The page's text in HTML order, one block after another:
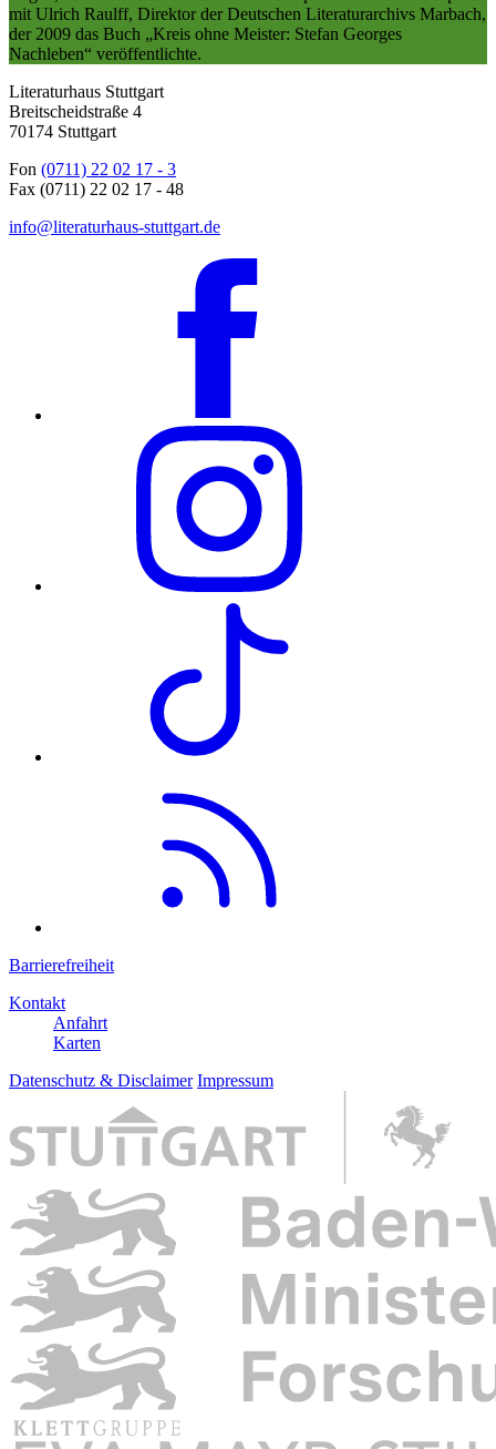
mit Ulrich Raulff, Direktor der Deutschen Literaturarchivs Marbach,
der 2009 das Buch „Kreis ohne Meister: Stefan Georges
Nachleben“ veröffentlichte.
Literaturhaus Stuttgart
Breitscheidstraße 4
70174 Stuttgart
Fon (0711) 22 02 17 - 3
Fax (0711) 22 02 17 - 48
info@literaturhaus-stuttgart.de
Barrierefreiheit
Kontakt
Anfahrt
Karten
Datenschutz & Disclaimer Impressum